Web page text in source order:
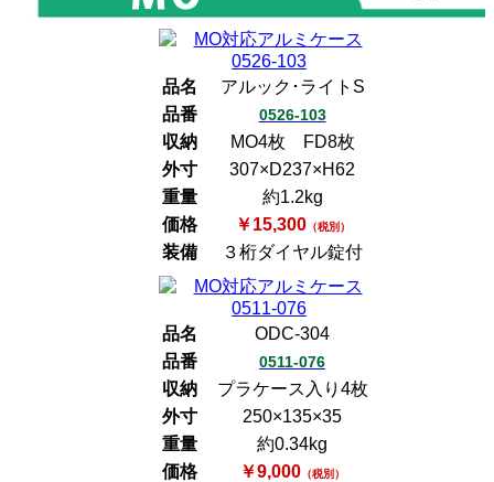
品名
アルック･ライトS
品番
0526-103
収納
MO4枚 FD8枚
外寸
307×D237×H62
重量
約1.2kg
価格
￥15,300（税別）
装備 ３桁ダイヤル錠付
品名
ODC-304
品番
0511-076
収納
プラケース入り4枚
外寸
250×135×35
重量
約0.34kg
価格
￥9,000 （税別）